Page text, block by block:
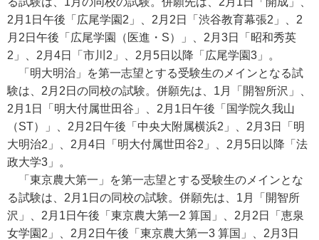
2月1日午後「広尾学園2」、2月2日「渋谷教育幕張2」、2
月2日午後「広尾学園（医進・S）」、2月3日「昭和秀英
2」、2月4日「市川2」、2月5日以降「広尾学園3」。
「明大明治」を第一志望とする受験生のメインとなる試
験は、2月2日の同校の試験。併願先は、1月「開智所沢」、
2月1日「明大付属世田谷」、2月1日午後「国学院久我山
（ST）」、2月2日午後「中央大附属横浜2」、2月3日「明
大明治2」、2月4日「明大付属世田谷2」、2月5日以降「法
政大学3」。
「東京農大第一」を第一志望とする受験生のメインとな
る試験は、2月1日の同校の試験。併願先は、1月「開智所
沢」、2月1日午後「東京農大第一2 算国」、2月2日「恵泉
女学園2」、2月2日午後「東京農大第一3 算国」、2月3日